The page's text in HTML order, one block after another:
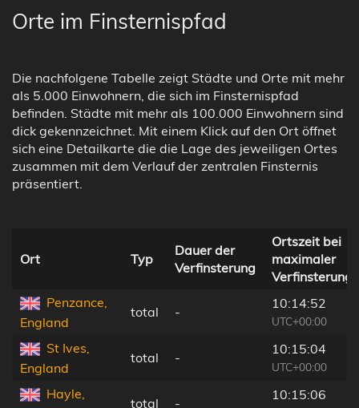
Orte im Finsternispfad
Die nachfolgene Tabelle zeigt Städte und Orte mit mehr
als 5.000 Einwohnern, die sich im Finsternispfad
befinden. Städte mit mehr als 100.000 Einwohnern sind
dick gekennzeichnet. Mit einem Klick auf den Ort öffnet
sich eine Detailkarte die die Lage des jeweiligen Ortes
zusammen mit dem Verlauf der zentralen Finsternis
präsentiert.
Ort Typ
Dauer der
Verfinsterung
Ortszeit bei
maximaler
Verfinsterung
Penzance,
England
total -
10:14:52
UTC+00:00
St Ives,
England
total -
10:15:04
UTC+00:00
Hayle,
total -
10:15:06